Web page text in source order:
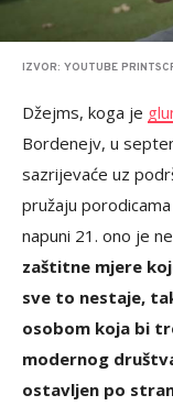
IZVOR: YOUTUBE
Džejms, koga je
Bordenejv, u
sazrijevaće uz
pružaju
napuni 21. ono je
zaštitne mjere
sve to nestaje,
osobom koja bi
modernog
ostavljen po